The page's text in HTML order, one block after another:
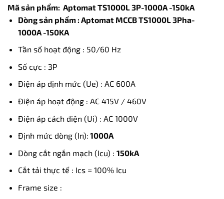
Mã sản phẩm: Aptomat TS1000L 3P-1000A -150kA
Dòng sản phẩm : Aptomat MCCB TS1000L 3Pha-
1000A -150KA
Tần số hoạt động : 50/60 Hz
Số cực : 3P
Điện áp định mức (Ue) : AC 600A
Điện áp hoạt động : AC 415V / 460V
Điện áp cách điện (Ui) : AC 1000V
Định mức dòng (In): 1000A
Dòng cắt ngắn mạch (Icu) : 150kA
Cắt tải thực tế : Ics = 100% Icu
Frame size :